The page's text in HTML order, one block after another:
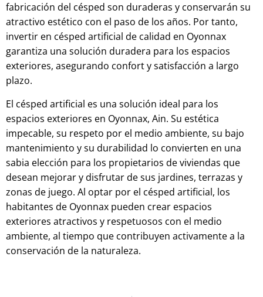
fabricación del césped son duraderas y conservarán su
atractivo estético con el paso de los años. Por tanto,
invertir en césped artificial de calidad en Oyonnax
garantiza una solución duradera para los espacios
exteriores, asegurando confort y satisfacción a largo
plazo.
El césped artificial es una solución ideal para los
espacios exteriores en Oyonnax, Ain. Su estética
impecable, su respeto por el medio ambiente, su bajo
mantenimiento y su durabilidad lo convierten en una
sabia elección para los propietarios de viviendas que
desean mejorar y disfrutar de sus jardines, terrazas y
zonas de juego. Al optar por el césped artificial, los
habitantes de Oyonnax pueden crear espacios
exteriores atractivos y respetuosos con el medio
ambiente, al tiempo que contribuyen activamente a la
conservación de la naturaleza.